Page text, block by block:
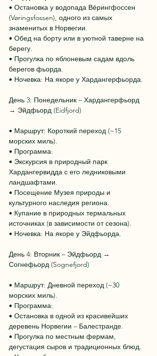
• Остановка у водопада Вёрингфоссен
(Vøringsfossen), одного из самых
знаменитых в Норвегии.
• Обед на борту или в уютной таверне на
берегу.
• Прогулка по яблоневым садам вдоль
берегов фьорда.
• Ночевка: На якоре у Хардангерфьорда.
День 3: Понедельник – Хардангерфьорд
→ Эйдфьорд (Eidfjord)
• Маршрут: Короткий переход (~15
морских миль).
• Программа:
• Экскурсия в природный парк
Хардангервидда с его ледниковыми
ландшафтами.
• Посещение Музея природы и
культурного наследия региона.
• Купание в природных термальных
источниках (в зависимости от сезона).
• Ночевка: На якоре у Эйдфьорда.
День 4: Вторник – Эйдфьорд →
Согнефьорд (Sognefjord)
• Маршрут: Дневной переход (~30
морских миль).
• Программа:
• Остановка в одной из красивейших
деревень Норвегии – Балестранде.
• Прогулка по местным фермам,
дегустация сыров и традиционных блюд.